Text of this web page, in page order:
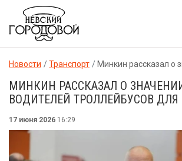
Новости Транспорт Минкин рассказал о значении конкурса
МИНКИН РАССКАЗАЛ О
ВОДИТЕЛЕЙ ТРОЛЛЕЙБУСОВ ДЛЯ
17 июня 2026 16:29